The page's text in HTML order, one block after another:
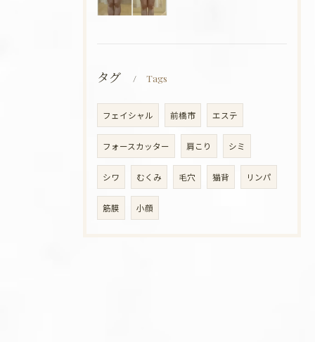
タグ Tags
フェイシャル 前橋市 エステ
フォースカッター 肩こり シミ
シワ むくみ 毛穴 猫背 リンパ
筋膜 小顔